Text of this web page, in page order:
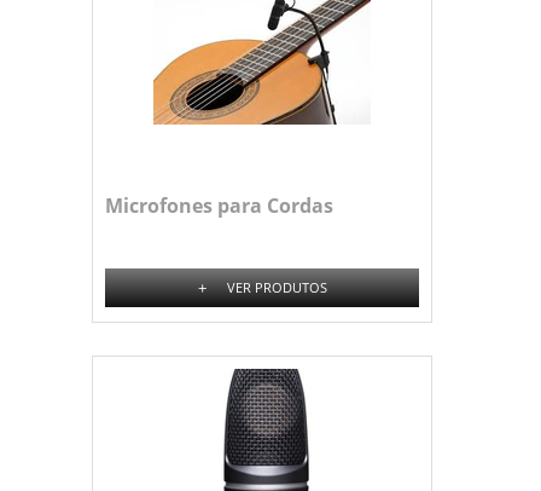
Microfones para Cordas
+ VER PRODUTOS